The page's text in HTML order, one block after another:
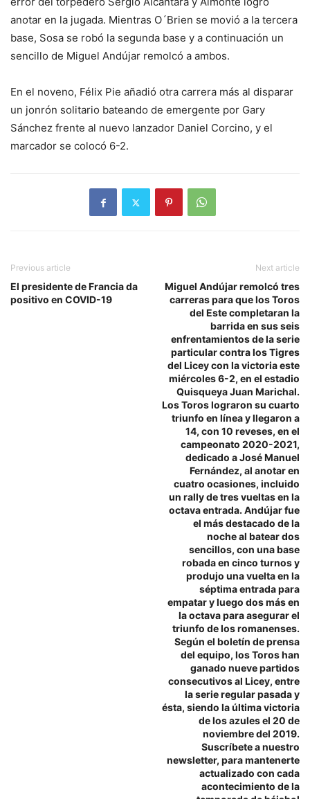
anotar en la jugada. Mientras O´Brien se movió a la tercera
base, Sosa se robó la segunda base y a continuación un
sencillo de Miguel Andújar remolcó a ambos.
En el noveno, Félix Pie añadió otra carrera más al disparar
un jonrón solitario bateando de emergente por Gary
Sánchez frente al nuevo lanzador Daniel Corcino, y el
marcador se colocó 6-2.
Previous article
El presidente de Francia da
positivo en COVID-19
Next article
Miguel Andújar remolcó tres
carreras para que los Toros
del Este completaran la
barrida en sus seis
enfrentamientos de la serie
particular contra los Tigres
del Licey con la victoria este
miércoles 6-2, en el estadio
Quisqueya Juan Marichal.
Los Toros lograron su cuarto
triunfo en línea y llegaron a
14, con 10 reveses, en el
campeonato 2020-2021,
dedicado a José Manuel
Fernández, al anotar en
cuatro ocasiones, incluido
un rally de tres vueltas en la
octava entrada. Andújar fue
el más destacado de la
noche al batear dos
sencillos, con una base
robada en cinco turnos y
produjo una vuelta en la
séptima entrada para
empatar y luego dos más en
la octava para asegurar el
triunfo de los romanenses.
Según el boletín de prensa
del equipo, los Toros han
ganado nueve partidos
consecutivos al Licey, entre
la serie regular pasada y
ésta, siendo la última victoria
de los azules el 20 de
noviembre del 2019.
Suscríbete a nuestro
newsletter, para mantenerte
actualizado con cada
acontecimiento de la